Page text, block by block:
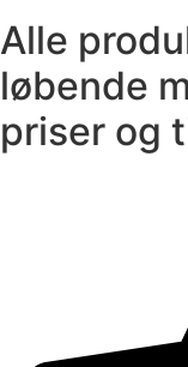
Alle
løbende
priser og